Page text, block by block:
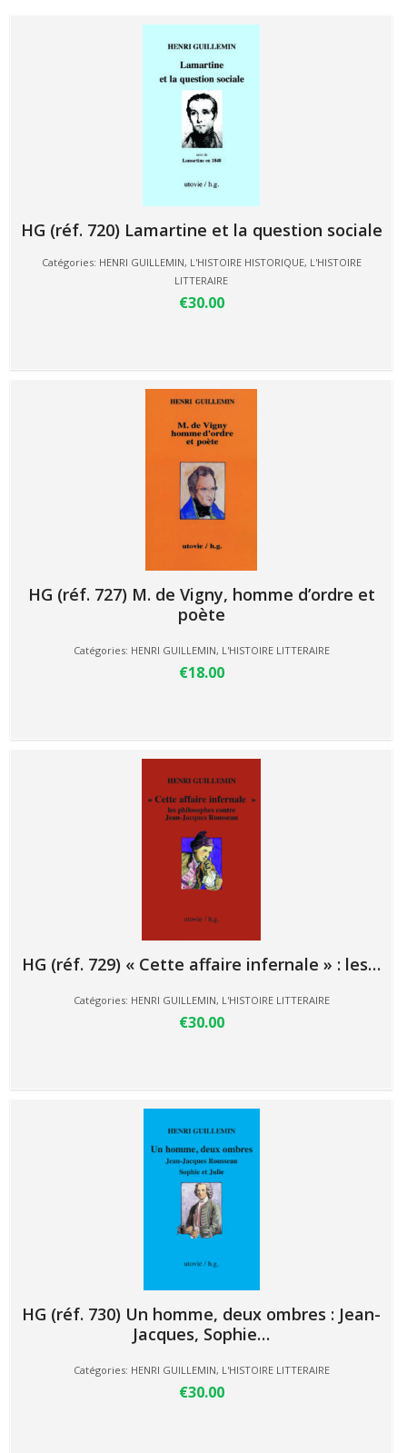
HG (réf. 720) Lamartine et la question sociale
Catégories: HENRI GUILLEMIN, L'HISTOIRE HISTORIQUE, L'HISTOIRE
LITTERAIRE
€30.00
HG (réf. 727) M. de Vigny, homme d’ordre et
poète
Catégories: HENRI GUILLEMIN, L'HISTOIRE LITTERAIRE
€18.00
HG (réf. 729) « Cette affaire infernale » : les…
Catégories: HENRI GUILLEMIN, L'HISTOIRE LITTERAIRE
€30.00
HG (réf. 730) Un homme, deux ombres : Jean-
Jacques, Sophie…
Catégories: HENRI GUILLEMIN, L'HISTOIRE LITTERAIRE
€30.00